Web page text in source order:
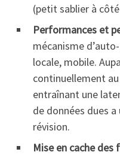
(petit sablier à
Performances et
mécanisme
locale, mobile.
continuellement
entraînant une
de données dues
révision.
Mise en cache des